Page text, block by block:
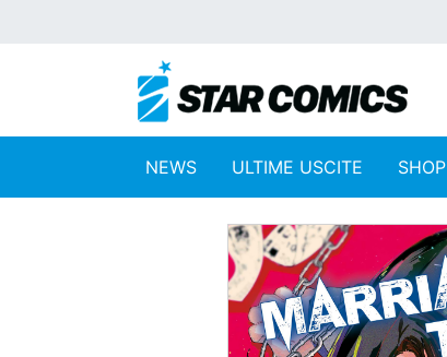
NEWS ULTIME USCITE SHOP